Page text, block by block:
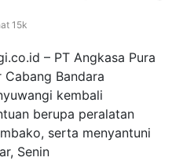
15k
– PT Angkasa Pura
Cabang Bandara
kembali
berupa peralatan
serta menyantuni
Senin